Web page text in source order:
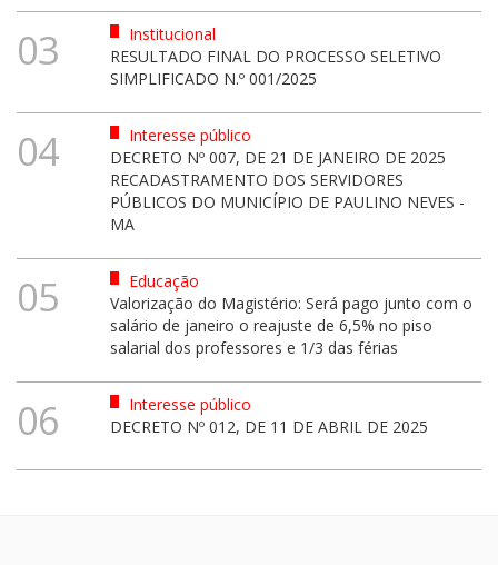
03
Institucional
RESULTADO FINAL DO PROCESSO SELETIVO
SIMPLIFICADO N.º 001/2025
04
Interesse público
DECRETO Nº 007, DE 21 DE JANEIRO DE 2025
RECADASTRAMENTO DOS SERVIDORES
PÚBLICOS DO MUNICÍPIO DE PAULINO NEVES -
MA
05
Educação
Valorização do Magistério: Será pago junto com o
salário de janeiro o reajuste de 6,5% no piso
salarial dos professores e 1/3 das férias
06
Interesse público
DECRETO Nº 012, DE 11 DE ABRIL DE 2025